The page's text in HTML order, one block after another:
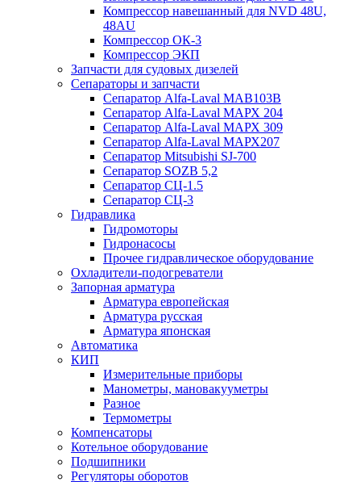
Компрессор навешанный для NVD 48U,
48AU
Компрессор ОК-3
Компрессор ЭКП
Запчасти для судовых дизелей
Сепараторы и запчасти
Сепаратор Alfa-Laval МАВ103В
Сепаратор Alfa-Laval МАРХ 204
Сепаратор Alfa-Laval МАРХ 309
Сепаратор Alfa-Laval МАРХ207
Сепаратор Mitsubishi SJ-700
Сепаратор SOZB 5,2
Сепаратор СЦ-1.5
Сепаратор СЦ-3
Гидравлика
Гидромоторы
Гидронасосы
Прочее гидравлическое оборудование
Охладители-подогреватели
Запорная арматура
Арматура европейская
Арматура русская
Арматура японская
Автоматика
КИП
Измерительные приборы
Манометры, мановакууметры
Разное
Термометры
Компенсаторы
Котельное оборудование
Подшипники
Регуляторы оборотов